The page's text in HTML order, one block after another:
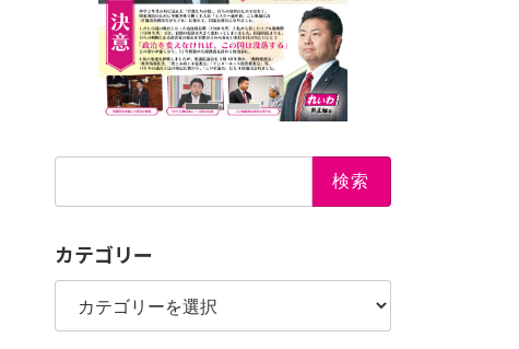
カテゴリー
カ
ゴ